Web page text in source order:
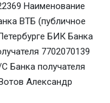
Наименование
ВТБ (публичное
БИК Банка
7702070139
Банка получателя
Александр